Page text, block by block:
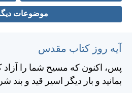
موضوعات
آیه روز کتاب مقدس
پس، اكنون كه مسيح شما را آزاد
بمانيد و بار ديگر اسير قيد و بند